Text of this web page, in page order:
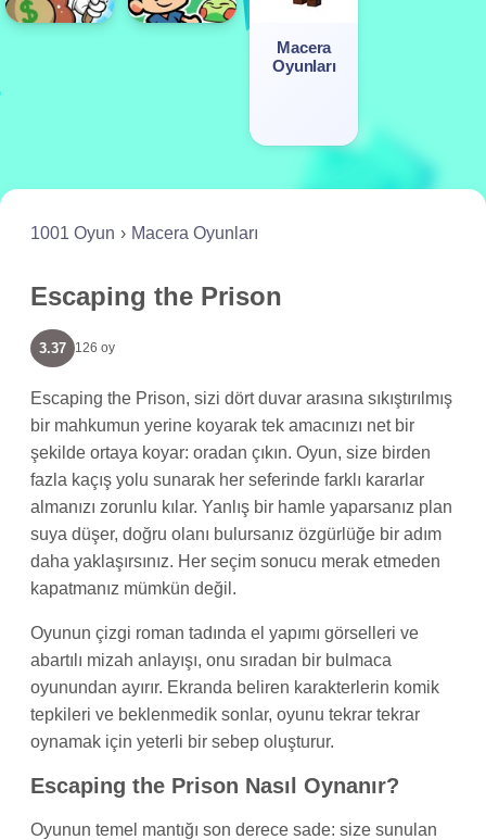
Macera
Oyunları
1001 Oyun Macera Oyunları
Escaping the Prison
3.37 126 oy
Escaping the Prison, sizi dört duvar arasına sıkıştırılmış
bir mahkumun yerine koyarak tek amacınızı net bir
şekilde ortaya koyar: oradan çıkın. Oyun, size birden
fazla kaçış yolu sunarak her seferinde farklı kararlar
almanızı zorunlu kılar. Yanlış bir hamle yaparsanız plan
suya düşer, doğru olanı bulursanız özgürlüğe bir adım
daha yaklaşırsınız. Her seçim sonucu merak etmeden
kapatmanız mümkün değil.
Oyunun çizgi roman tadında el yapımı görselleri ve
abartılı mizah anlayışı, onu sıradan bir bulmaca
oyunundan ayırır. Ekranda beliren karakterlerin komik
tepkileri ve beklenmedik sonlar, oyunu tekrar tekrar
oynamak için yeterli bir sebep oluşturur.
Escaping the Prison Nasıl Oynanır?
Oyunun temel mantığı son derece sade: size sunulan